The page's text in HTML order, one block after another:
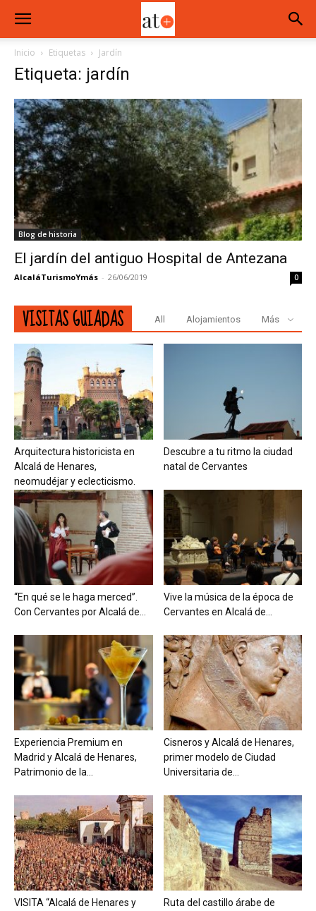
Inicio Etiquetas Jardín
Etiqueta: jardín
Blog de historia
El jardín del antiguo Hospital de Antezana
AlcaláTurismoYmás - 26/06/2019 0
VISITAS GUIADAS All Alojamientos Más
Arquitectura historicista en
Alcalá de Henares,
neomudéjar y eclecticismo.
Descubre a tu ritmo la ciudad
natal de Cervantes
“En qué se le haga merced”.
Con Cervantes por Alcalá de...
Vive la música de la época de
Cervantes en Alcalá de...
Experiencia Premium en
Madrid y Alcalá de Henares,
Patrimonio de la...
Cisneros y Alcalá de Henares,
primer modelo de Ciudad
Universitaria de...
VISITA “Alcalá de Henares y
Ruta del castillo árabe de